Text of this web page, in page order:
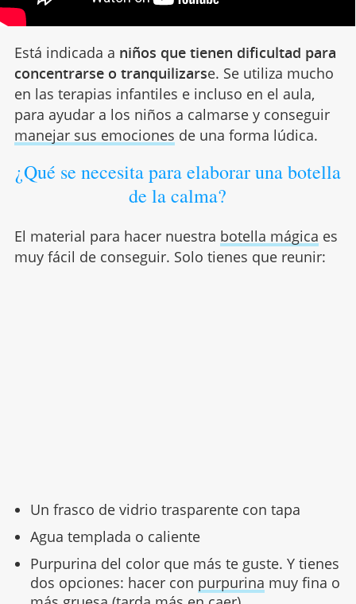
Está indicada a niños que tienen dificultad para
concentrarse o tranquilizarse. Se utiliza mucho
en las terapias infantiles e incluso en el aula,
para ayudar a los niños a calmarse y conseguir
manejar sus emociones de una forma lúdica.
¿Qué se necesita para elaborar una botella
de la calma?
El material para hacer nuestra botella mágica es
muy fácil de conseguir. Solo tienes que reunir:
Un frasco de vidrio trasparente con tapa
Agua templada o caliente
Purpurina del color que más te guste. Y tienes
dos opciones: hacer con purpurina muy fina o